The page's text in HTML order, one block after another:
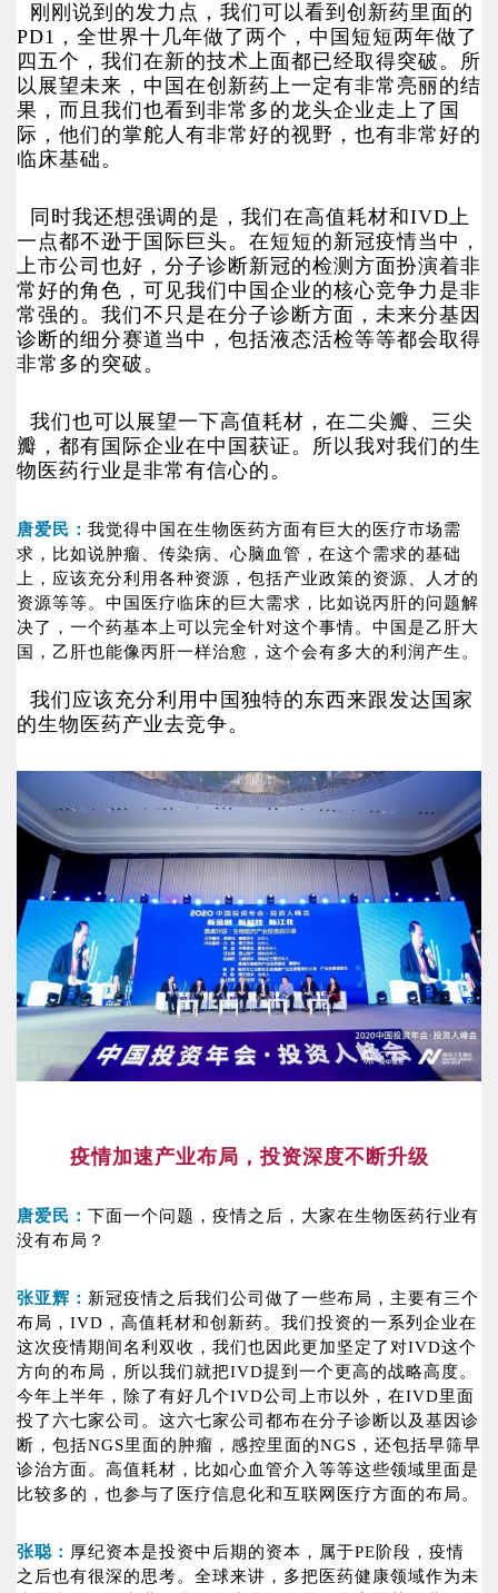
刚刚说到的发力点，我们可以看到创新药里面的
PD1，全世界十几年做了两个，中国短短两年做了
四五个，我们在新的技术上面都已经取得突破。所
以展望未来，中国在创新药上一定有非常亮丽的结
果，而且我们也看到非常多的龙头企业走上了国
际，他们的掌舵人有非常好的视野，也有非常好的
临床基础。
同时我还想强调的是，我们在高值耗材和IVD上
一点都不逊于国际巨头。在短短的新冠疫情当中，
上市公司也好，分子诊断新冠的检测方面扮演着非
常好的角色，可见我们中国企业的核心竞争力是非
常强的。我们不只是在分子诊断方面，未来分基因
诊断的细分赛道当中，包括液态活检等等都会取得
非常多的突破。
我们也可以展望一下高值耗材，在二尖瓣、三尖
瓣，都有国际企业在中国获证。所以我对我们的生
物医药行业是非常有信心的。
唐爱民： 我觉得中国在生物医药方面有巨大的医疗市场需
求，比如说肿瘤、传染病、心脑血管，在这个需求的基础
上，应该充分利用各种资源，包括产业政策的资源、人才的
资源等等。中国医疗临床的巨大需求，比如说丙肝的问题解
决了，一个药基本上可以完全针对这个事情。中国是乙肝大
国，乙肝也能像丙肝一样治愈，这个会有多大的利润产生。
我们应该充分利用中国独特的东西来跟发达国家
的生物医药产业去竞争。
疫情加速产业布局，投资深度不断升级
唐爱民： 下面一个问题，疫情之后，大家在生物医药行业有
没有布局？
张亚辉： 新冠疫情之后我们公司做了一些布局，主要有三个
布局，IVD，高值耗材和创新药。我们投资的一系列企业在
这次疫情期间名利双收，我们也因此更加坚定了对IVD这个
方向的布局，所以我们就把IVD提到一个更高的战略高度。
今年上半年，除了有好几个IVD公司上市以外，在IVD里面
投了六七家公司。这六七家公司都布在分子诊断以及基因诊
断，包括NGS里面的肿瘤，感控里面的NGS，还包括早筛早
诊治方面。高值耗材，比如心血管介入等等这些领域里面是
比较多的，也参与了医疗信息化和互联网医疗方面的布局。
张聪： 厚纪资本是投资中后期的资本，属于PE阶段，疫情
之后也有很深的思考。全球来讲，多把医药健康领域作为未